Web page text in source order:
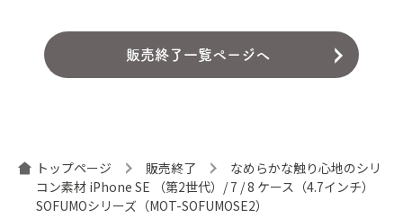
販売終了一覧ページへ
トップページ 販売終了
なめらかな触り心地のシリ
コン素材 iPhone SE （第2世代）/ 7 / 8 ケース（4.7インチ）
SOFUMOシリーズ（MOT-SOFUMOSE2）